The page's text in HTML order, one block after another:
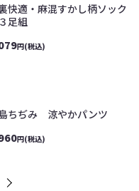
快適・麻混すかし柄ソック
足組
円(税込)
ちぢみ 涼やかパンツ
円(税込)